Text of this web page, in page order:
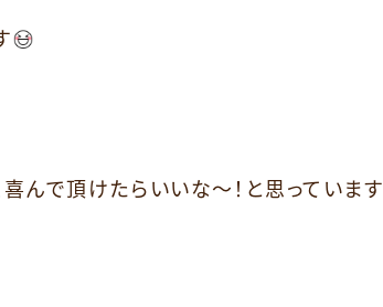
んで頂けたらいいな～！と思っています